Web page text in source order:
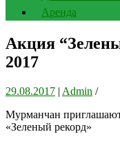
Аренда
Акция
2017
29.08.2017 | Admin /
Мурманчан
«Зеленый рекорд»